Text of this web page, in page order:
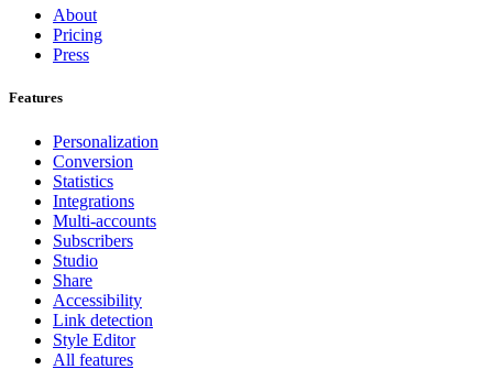
About
Pricing
Press
Features
Personalization
Conversion
Statistics
Integrations
Multi-accounts
Subscribers
Studio
Share
Accessibility
Link detection
Style Editor
All features